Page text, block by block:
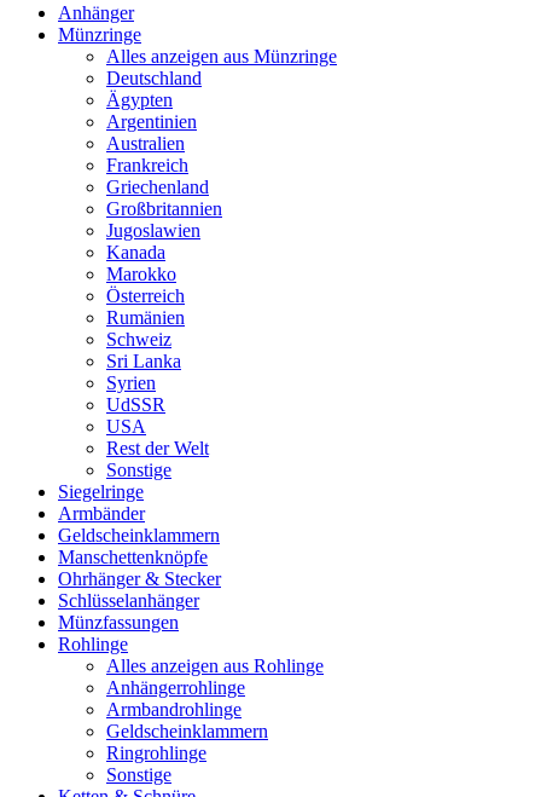
Anhänger
Münzringe
Alles anzeigen aus Münzringe
Deutschland
Ägypten
Argentinien
Australien
Frankreich
Griechenland
Großbritannien
Jugoslawien
Kanada
Marokko
Österreich
Rumänien
Schweiz
Sri Lanka
Syrien
UdSSR
USA
Rest der Welt
Sonstige
Siegelringe
Armbänder
Geldscheinklammern
Manschettenknöpfe
Ohrhänger & Stecker
Schlüsselanhänger
Münzfassungen
Rohlinge
Alles anzeigen aus Rohlinge
Anhängerrohlinge
Armbandrohlinge
Geldscheinklammern
Ringrohlinge
Sonstige